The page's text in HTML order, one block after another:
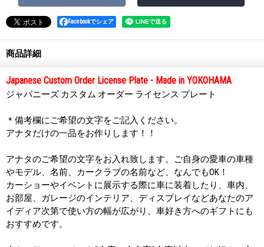
Facebookでシェア
商品詳細
Japanese Custom Order License Plate - Made in YOKOHAMA
ジャパニーズ カスタム オーダー ライセンス プレート
＊備考欄にご希望の文字をご記入ください。
アナタだけの一品をお作りします！！
アナタのご希望の文字をお入れ致します。ご自身の愛車の車種
やモデル、名前、カークラブの名前など、なんでもOK！
カーショーやイベントに展示する際に車に装着したり、車内、
お部屋、ガレージのインテリア、ディスプレイなどあなたのア
イディア次第で使い方の幅が広がり、車好き方へのギフトにも
おすすめです。